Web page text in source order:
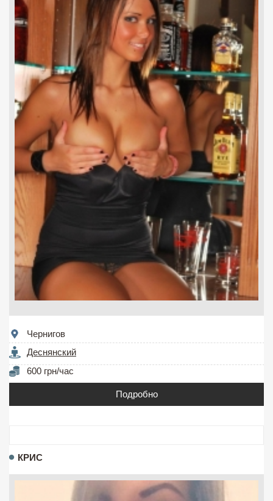
Чернигов
Деснянский
600 грн/час
Подробно
КРИС